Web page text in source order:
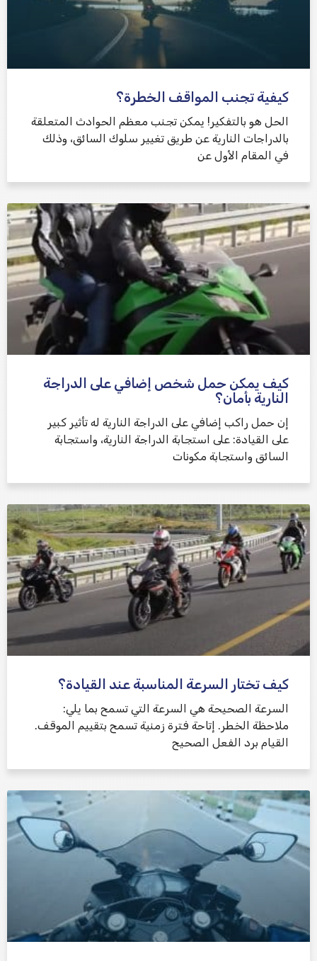
كيفية تجنب المواقف الخطرة؟
الحل هو بالتفكير! يمكن تجنب معظم الحوادث المتعلقة
بالدراجات النارية عن طريق تغيير سلوك السائق، وذلك
في المقام الأول عن
كيف يمكن حمل شخص إضافي على الدراجة
النارية بأمان؟
إن حمل راكب إضافي على الدراجة النارية له تأثير كبير
على القيادة: على استجابة الدراجة النارية، واستجابة
السائق واستجابة مكونات
كيف تختار السرعة المناسبة عند القيادة؟
السرعة الصحيحة هي السرعة التي تسمح بما يلي:
ملاحظة الخطر. إتاحة فترة زمنية تسمح بتقييم الموقف.
القيام برد الفعل الصحيح